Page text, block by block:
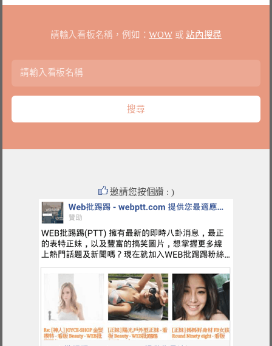
請輸入看板名稱，例如：WOW或 站內搜尋
邀請您按個讚 : )